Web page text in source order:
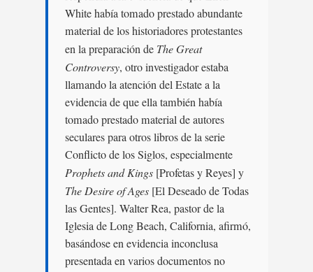
White había tomado prestado abundante
material de los historiadores protestantes
en la preparación de The Great
Controversy, otro investigador estaba
llamando la atención del Estate a la
evidencia de que ella también había
tomado prestado material de autores
seculares para otros libros de la serie
Conflicto de los Siglos, especialmente
Prophets and Kings[Profetas y Reyes] y
The Desire of Ages [El Deseado de Todas
las Gentes]. Walter Rea, pastor de la
Iglesia de Long Beach, California, afirmó,
basándose en evidencia inconclusa
presentada en varios documentos no